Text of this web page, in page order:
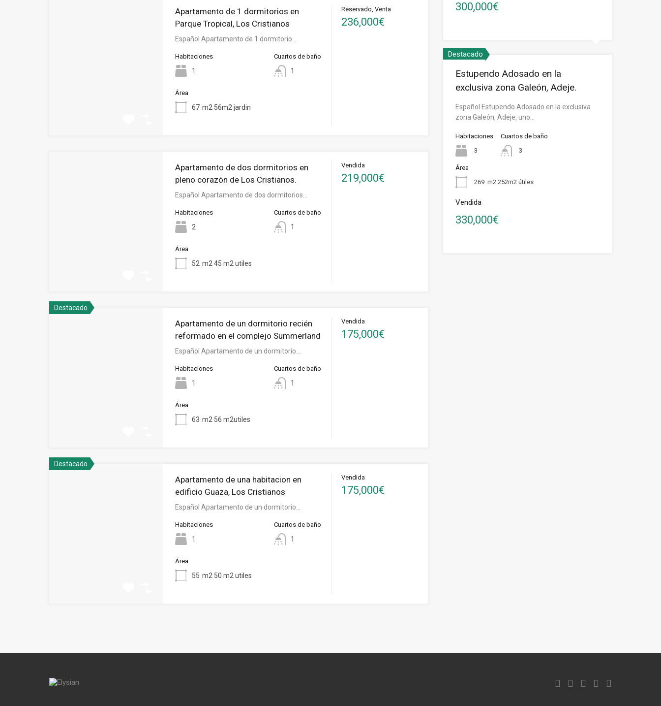
Apartamento de 1 dormitorios en
Parque Tropical, Los Cristianos
Español Apartamento de 1 dormitorio…
Habitaciones
1
Cuartos de baño
1
Área
67 m2 56m2 jardin
Reservado, Venta
236,000€
Apartamento de dos dormitorios en
pleno corazón de Los Cristianos.
Español Apartamento de dos dormitorios…
Habitaciones
2
Cuartos de baño
1
Área
52 m2 45 m2 utiles
Vendida
219,000€
Destacado
Apartamento de un dormitorio recién
reformado en el complejo Summerland
Español Apartamento de un dormitorio…
Habitaciones
1
Cuartos de baño
1
Área
63 m2 56 m2utiles
Vendida
175,000€
Destacado
Apartamento de una habitacion en
edificio Guaza, Los Cristianos
Español Apartamento de un dormitorio…
Habitaciones
1
Cuartos de baño
1
Área
55 m2 50 m2 utiles
Vendida
175,000€
300,000€
Destacado
Estupendo Adosado en la
exclusiva zona Galeón, Adeje.
Español Estupendo Adosado en la exclusiva
zona Galeón, Adeje, uno…
Habitaciones
3
Cuartos de baño
3
Área
269 m2 252m2 útiles
Vendida
330,000€